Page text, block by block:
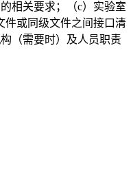
相关要求；（c）实验室
件或同级文件之间接口清
（需要时）及人员职责